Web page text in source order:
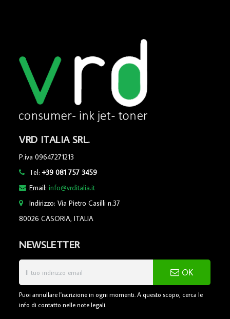
VRD ITALIA SRL.
P.iva 09647271213
Tel:+39 081 757 3459
Email:info@vrditalia.it
Indirizzo: Via Pietro Casilli n.37
80026 CASORIA, ITALIA
NEWSLETTER
OK
Puoi annullare l'iscrizione in ogni momenti. A questo scopo, cerca le
info di contatto nelle note legali.